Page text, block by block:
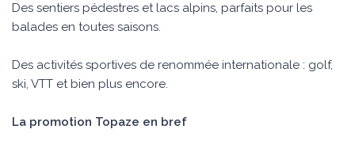
Des sentiers pédestres et lacs alpins, parfaits pour les
balades en toutes saisons.
Des activités sportives de renommée internationale : golf,
ski, VTT et bien plus encore.
La promotion Topaze en bref